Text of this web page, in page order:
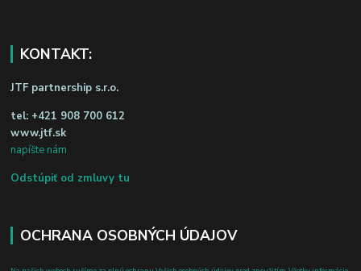
KONTAKT:
JTF partnership s.r.o.
tel: +421 908 700 612
www.jtf.sk
napíšte nám
Odstúpiť od zmluvy tu
OCHRANA OSOBNÝCH ÚDAJOV